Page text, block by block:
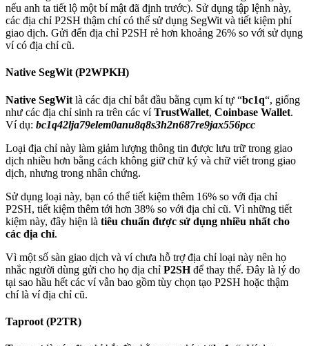
nếu anh ta tiết lộ một bí mật đã định trước). Sử dụng tập lệnh này,
các địa chỉ P2SH thậm chí có thể sử dụng SegWit và tiết kiệm phí
giao dịch. Gửi đến địa chỉ P2SH rẻ hơn khoảng 26% so với sử dụng
ví có địa chỉ cũ.
Native SegWit (P2WPKH)
Native SegWit là các địa chỉ bắt đầu bằng cụm kí tự “bc1q“, giống
như các địa chỉ sinh ra trên các víTrustWallet, Coinbase Wallet.
Ví dụ: bc1q42lja79elem0anu8q8s3h2n687re9jax556pcc
Loại địa chỉ này làm giảm lượng thông tin được lưu trữ trong giao
dịch nhiều hơn bằng cách không giữ chữ ký và chữ viết trong giao
dịch, nhưng trong nhân chứng.
Sử dụng loại này, bạn có thể tiết kiệm thêm 16% so với địa chỉ
P2SH, tiết kiệm thêm tới hơn 38% so với địa chỉ cũ. Vì những tiết
kiệm này, đây hiện là tiêu chuẩn được sử dụng nhiều nhất cho
các địa chỉ.
Vì một số sàn giao dịch và ví chưa hỗ trợ địa chỉ loại này nên họ
nhắc người dùng gửi cho họ địa chỉ P2SHđể thay thế. Đây là lý do
tại sao hầu hết các ví vẫn bao gồm tùy chọn tạo P2SH hoặc thậm
chí là ví địa chỉ cũ.
Taproot (P2TR)